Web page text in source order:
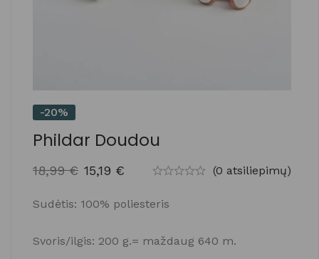
-20%
Phildar Doudou
18,99€ 15,19 € (0 atsiliepimų)
Sudėtis: 100% poliesteris
Svoris/ilgis: 200 g.= maždaug 640 m.